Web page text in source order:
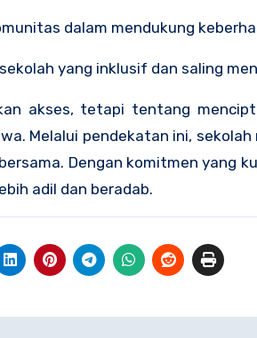
dalam mendukung
yang inklusif dan saling
akses, tetapi tentang
Melalui pendekatan ini,
Dengan komitmen yang
adil dan beradab.